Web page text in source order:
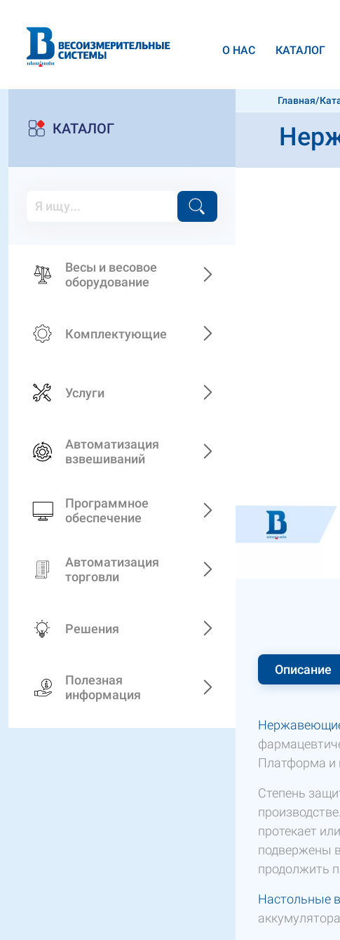
О НАС КАТАЛОГ
КАТАЛОГ
Весы и весовое
оборудование
Комплектующие
Услуги
Автоматизация
взвешиваний
Программное
обеспечение
Автоматизация
торговли
Решения
Полезная
информация
Главная/
Описание
Платформа и
Степень
протекает
подвержены
продолжить
Настольные